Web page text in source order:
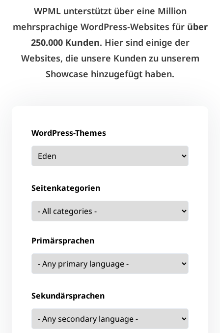
WPML unterstützt über eine Million
mehrsprachige WordPress-Websites für über
250.000 Kunden. Hier sind einige der
Websites, die unsere Kunden zu unserem
Showcase hinzugefügt haben.
WordPress-Themes
Seitenkategorien
Primärsprachen
Sekundärsprachen